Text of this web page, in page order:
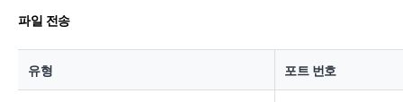
파일 전송
유형 포트 번호